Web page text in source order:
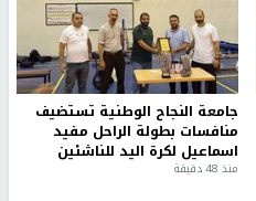
جامعة النجاح الوطنية تستضيف
منافسات بطولة الراحل مفيد
اسماعيل لكرة اليد للناشئين
منذ 48 دقيقة